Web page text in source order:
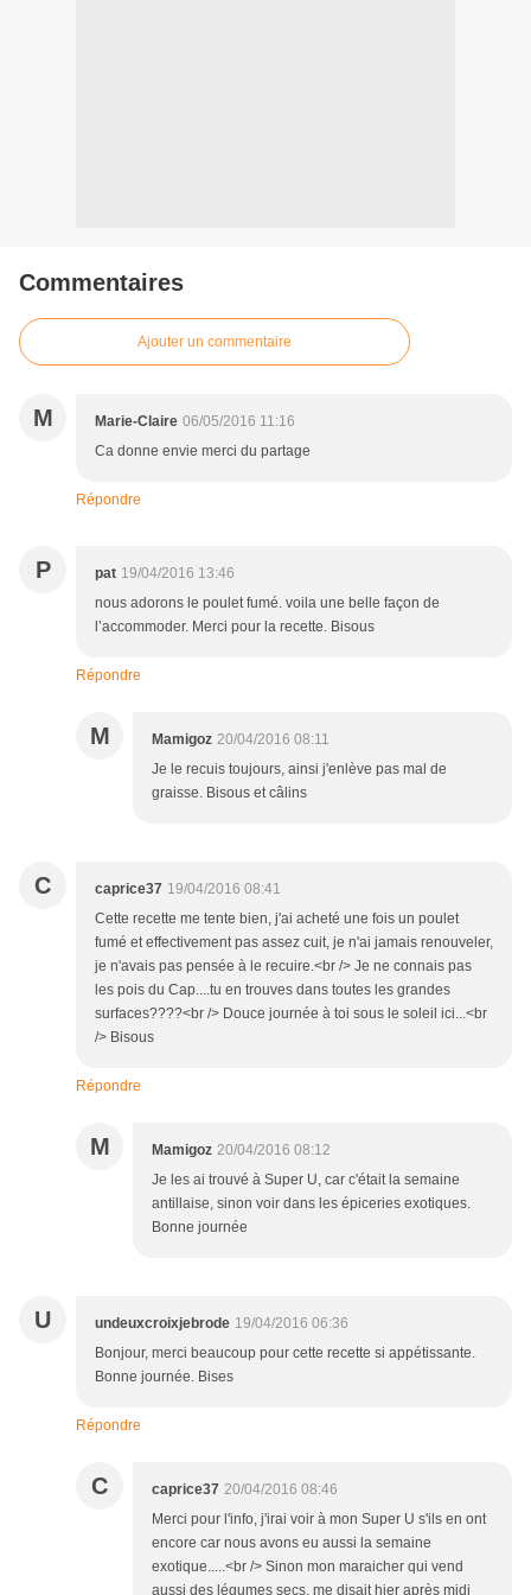
Commentaires
Ajouter un commentaire
M Marie-Claire 06/05/2016 11:16
Ca donne envie merci du partage
Répondre
P pat 19/04/2016 13:46
nous adorons le poulet fumé. voila une belle façon de
l’accommoder. Merci pour la recette. Bisous
Répondre
M Mamigoz 20/04/2016 08:11
Je le recuis toujours, ainsi j'enlève pas mal de
graisse. Bisous et câlins
C caprice37 19/04/2016 08:41
Cette recette me tente bien, j'ai acheté une fois un poulet
fumé et effectivement pas assez cuit, je n'ai jamais renouveler,
je n'avais pas pensée à le recuire.<br /> Je ne connais pas
les pois du Cap....tu en trouves dans toutes les grandes
surfaces????<br /> Douce journée à toi sous le soleil ici...<br
/> Bisous
Répondre
M Mamigoz 20/04/2016 08:12
Je les ai trouvé à Super U, car c'était la semaine
antillaise, sinon voir dans les épiceries exotiques.
Bonne journée
U undeuxcroixjebrode 19/04/2016 06:36
Bonjour, merci beaucoup pour cette recette si appétissante.
Bonne journée. Bises
Répondre
C caprice37 20/04/2016 08:46
Merci pour l'info, j'irai voir à mon Super U s'ils en ont
encore car nous avons eu aussi la semaine
exotique.....<br /> Sinon mon maraicher qui vend
aussi des légumes secs, me disait hier après midi